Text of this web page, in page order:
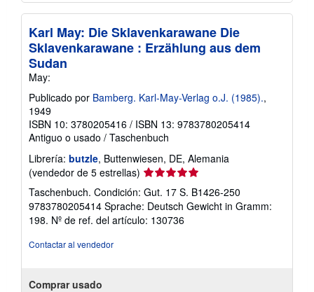
Karl May: Die Sklavenkarawane Die
Sklavenkarawane : Erzählung aus dem
Sudan
May:
Publicado por Bamberg. Karl-May-Verlag o.J. (1985).,
1949
ISBN 10: 3780205416 / ISBN 13: 9783780205414
Antiguo o usado / Taschenbuch
Librería: butzle, Buttenwiesen, DE, Alemania
(vendedor de 5 estrellas) Calificación
del
vendedor:
5
de
Taschenbuch. Condición: Gut. 17 S. B1426-250
9783780205414 Sprache: Deutsch Gewicht in Gramm:
198. Nº de ref. del artículo: 130736
Contactar al vendedor
Comprar usado